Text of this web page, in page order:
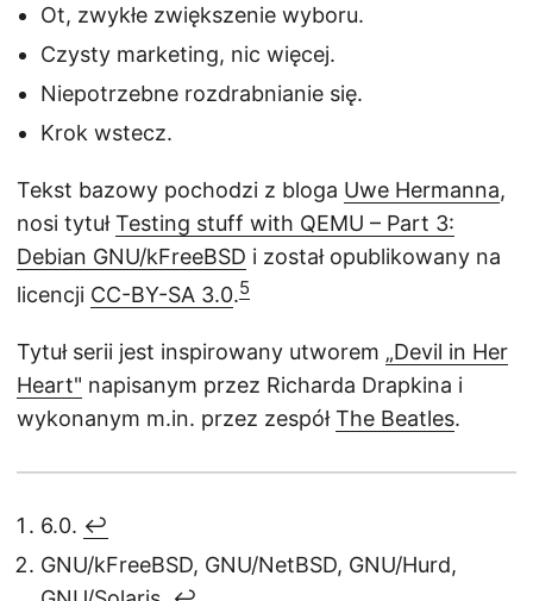
Ot, zwykłe zwiększenie wyboru.
Czysty marketing, nic więcej.
Niepotrzebne rozdrabnianie się.
Krok wstecz.
Tekst bazowy pochodzi z bloga Uwe Hermanna,
nosi tytułTesting stuff with QEMU – Part 3:
Debian GNU/kFreeBSD i został opublikowany na
licencji CC-BY-SA 3.0.5
Tytuł serii jest inspirowany utworem „Devil in Her
Heart" napisanym przez Richarda Drapkina i
wykonanym m.in. przez zespółThe Beatles.
6.0. ↩︎
GNU/kFreeBSD, GNU/NetBSD, GNU/Hurd,